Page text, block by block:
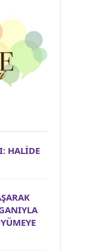
HALİDE